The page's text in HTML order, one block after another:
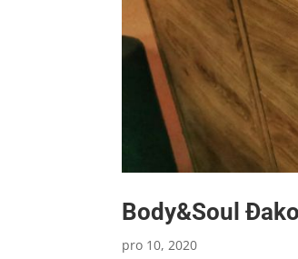
Body&Soul
pro 10, 2020